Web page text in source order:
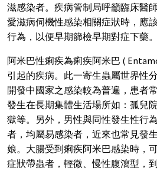
滋感染者。疾病管制局呼籲臨床醫
愛滋病伺機性感染相關症狀時，應
行為，以便早期篩檢早期對症下藥。
阿米巴性痢疾為痢疾阿米巴 (
引起的疾病。此一寄生蟲屬世界性
開發中國家之感染較為普遍，患者
發生在長期集體生活場所如：孤兒
獄等。另外，男性與同性發生性行
者，均屬易感染者，近來也常見發
娘。大腸受到痢疾阿米巴感染時，
症狀帶蟲者，輕微、慢性腹瀉型，